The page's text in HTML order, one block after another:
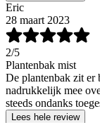
Eric
28 maart 2023
2/5
Plantenbak mist
De plantenbak zit
nadrukkelijk mee
steeds ondanks
Lees hele review